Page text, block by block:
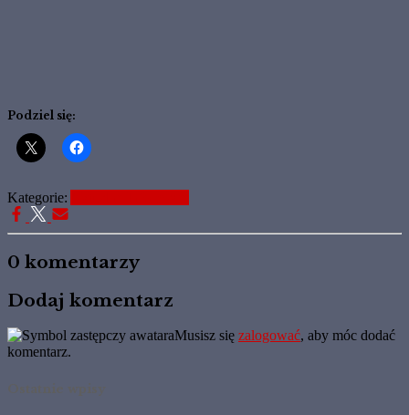
Podziel się:
Kategorie:
0 komentarzy
Dodaj komentarz
Musisz się zalogować, aby móc dodać
komentarz.